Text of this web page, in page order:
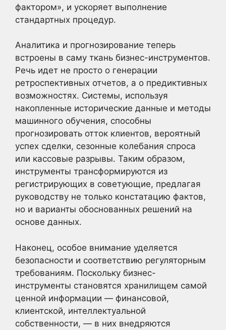
фактором», и ускоряет выполнение
стандартных процедур.
Аналитика и прогнозирование теперь
встроены в саму ткань бизнес-инструментов.
Речь идет не просто о генерации
ретроспективных отчетов, а о предиктивных
возможностях. Системы, используя
накопленные исторические данные и методы
машинного обучения, способны
прогнозировать отток клиентов, вероятный
успех сделки, сезонные колебания спроса
или кассовые разрывы. Таким образом,
инструменты трансформируются из
регистрирующих в советующие, предлагая
руководству не только констатацию фактов,
но и варианты обоснованных решений на
основе данных.
Наконец, особое внимание уделяется
безопасности и соответствию регуляторным
требованиям. Поскольку бизнес-
инструменты становятся хранилищем самой
ценной информации — финансовой,
клиентской, интеллектуальной
собственности, — в них внедряются